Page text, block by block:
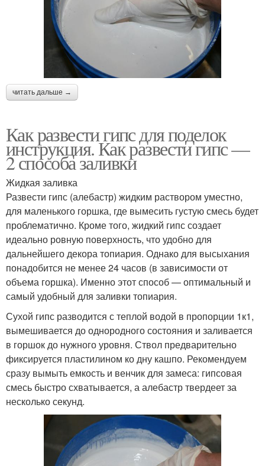
читать дальше →
Как развести гипс для поделок
инструкция. Как развести гипс —
2 способа заливки
Жидкая заливка
Развести гипс (алебастр) жидким раствором уместно,
для маленького горшка, где вымесить густую смесь будет
проблематично. Кроме того, жидкий гипс создает
идеально ровную поверхность, что удобно для
дальнейшего декора топиария. Однако для высыхания
понадобится не менее 24 часов (в зависимости от
объема горшка). Именно этот способ — оптимальный и
самый удобный для заливки топиария.
Сухой гипс разводится с теплой водой в пропорции 1к1,
вымешивается до однородного состояния и заливается
в горшок до нужного уровня. Ствол предварительно
фиксируется пластилином ко дну кашпо. Рекомендуем
сразу вымыть емкость и венчик для замеса: гипсовая
смесь быстро схватывается, а алебастр твердеет за
несколько секунд.